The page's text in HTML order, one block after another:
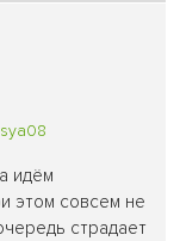
идём
этом совсем не
страдает